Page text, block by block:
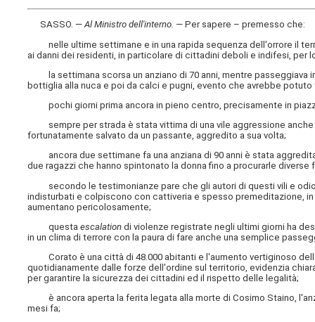
SASSO. —Al Ministro dell'interno. — Per sapere – premesso che:
nelle ultime settimane e in una rapida sequenza dell'orrore il
ai danni dei residenti, in particolare di cittadini deboli e indifesi, per
la settimana scorsa un anziano di 70 anni, mentre passeggiava
bottiglia alla nuca e poi da calci e pugni, evento che avrebbe
pochi giorni prima ancora in pieno centro, precisamente in
sempre per strada è stata vittima di una vile aggressione anche
fortunatamente salvato da un passante, aggredito a sua volta;
ancora due settimane fa una anziana di 90 anni è stata
due ragazzi che hanno spintonato la donna fino a procurarle
secondo le testimonianze pare che gli autori di questi vili e
indisturbati e colpiscono con cattiveria e spesso premeditazione,
aumentano pericolosamente;
questaescalation di violenze registrate negli ultimi giorni ha
in un clima di terrore con la paura di fare anche una semplice
Corato è una città di 48.000 abitanti e l'aumento vertiginoso
quotidianamente dalle forze dell'ordine sul territorio, evidenzia
per garantire la sicurezza dei cittadini ed il rispetto delle legalità;
è ancora aperta la ferita legata alla morte di Cosimo Staino,
mesi fa;